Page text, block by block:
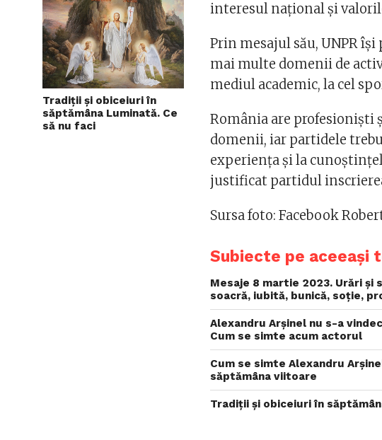
Tradiții și obiceiuri în
săptămâna Luminată. Ce
să nu faci
interesul naţional şi
Prin mesajul său, UNPR
mai multe domenii de
mediul academic, la cel
România are profesionişti
domenii, iar partidele
experienţa şi la
justificat partidul
Sursa foto: Facebook
Subiecte pe aceeași
Mesaje 8 martie 2023. Urări și
soacră, iubită, bunică, soție,
Alexandru Arșinel nu s-a
Cum se simte acum actorul
Cum se simte Alexandru
săptămâna viitoare
Tradiții și obiceiuri în